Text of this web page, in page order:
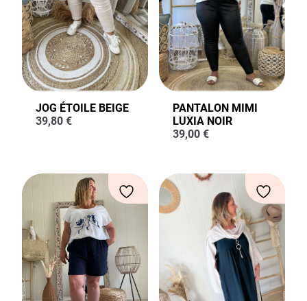
JOG ÉTOILE BEIGE
39,80 €
PANTALON MIMI
LUXIA NOIR
39,00 €